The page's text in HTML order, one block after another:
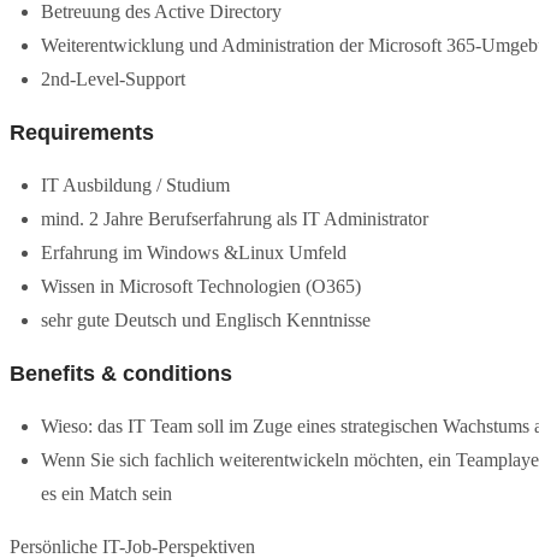
Betreuung des Active Directory
Weiterentwicklung und Administration der Microsoft 365-
2nd-Level-Support
Requirements
IT Ausbildung / Studium
mind. 2 Jahre Berufserfahrung als IT Administrator
Erfahrung im Windows &Linux Umfeld
Wissen in Microsoft Technologien (O365)
sehr gute Deutsch und Englisch Kenntnisse
Benefits & conditions
Wieso: das IT Team soll im Zuge eines strategischen Wachstums
Wenn Sie sich fachlich weiterentwickeln möchten, ein
es ein Match sein
Persönliche IT-Job-Perspektiven